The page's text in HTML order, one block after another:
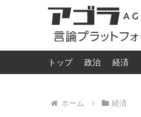
トップ 政治 経済
ホーム 経済